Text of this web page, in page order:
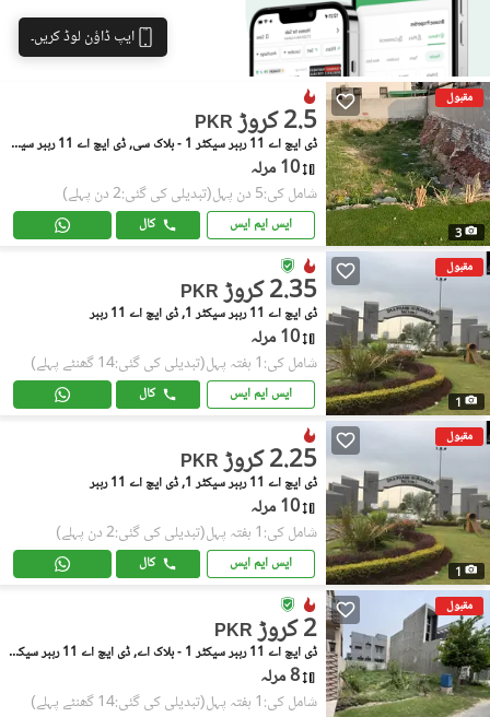
ایپ ڈاؤن لوڈ کریں۔
مقبول
3
PKR 2.5 کروڑ
ڈی ایچ اے 11 رہبر سیکٹر 1 - بلاک سی, ڈی ایچ اے 11 رہبر سیکٹر 1
10 مرلہ
شامل کی:5 دن پہل (تبدیلی کی گئی:2 دن پہلے)
ایس ایم ایس کال
مقبول
1
PKR 2.35 کروڑ
ڈی ایچ اے 11 رہبر سیکٹر 1, ڈی ایچ اے 11 رہبر
10 مرلہ
شامل کی:1 ہفتہ پہل (تبدیلی کی گئی:14 گھنٹے پہلے)
ایس ایم ایس کال
مقبول
1
PKR 2.25 کروڑ
ڈی ایچ اے 11 رہبر سیکٹر 1, ڈی ایچ اے 11 رہبر
10 مرلہ
شامل کی:1 ہفتہ پہل (تبدیلی کی گئی:2 دن پہلے)
ایس ایم ایس کال
مقبول
PKR 2 کروڑ
ڈی ایچ اے 11 رہبر سیکٹر 1 - بلاک اے, ڈی ایچ اے 11 رہبر سیکٹر 1
8 مرلہ
شامل کی:1 ہفتہ پہل (تبدیلی کی گئی:14 گھنٹے پہلے)